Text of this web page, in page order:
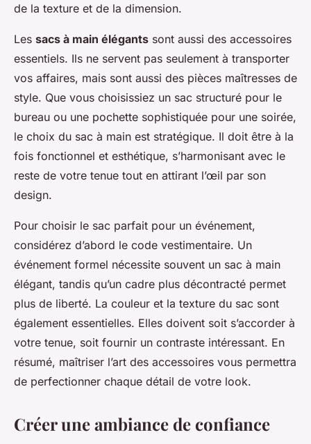
de la texture et de la dimension.
Les sacs à main élégants sont aussi des accessoires
essentiels. Ils ne servent pas seulement à transporter
vos affaires, mais sont aussi des pièces maîtresses de
style. Que vous choisissiez un sac structuré pour le
bureau ou une pochette sophistiquée pour une soirée,
le choix du sac à main est stratégique. Il doit être à la
fois fonctionnel et esthétique, s’harmonisant avec le
reste de votre tenue tout en attirant l’œil par son
design.
Pour choisir le sac parfait pour un événement,
considérez d’abord le code vestimentaire. Un
événement formel nécessite souvent un sac à main
élégant, tandis qu’un cadre plus décontracté permet
plus de liberté. La couleur et la texture du sac sont
également essentielles. Elles doivent soit s’accorder à
votre tenue, soit fournir un contraste intéressant. En
résumé, maîtriser l’art des accessoires vous permettra
de perfectionner chaque détail de votre look.
Créer une ambiance de confiance